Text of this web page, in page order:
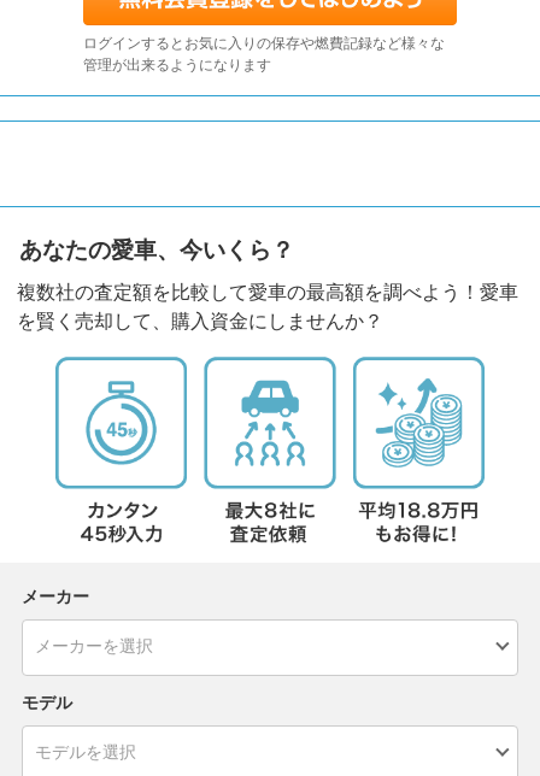
ログインするとお気に入りの保存や燃費記録など様々な
管理が出来るようになります
あなたの愛車、今いくら？
複数社の査定額を比較して愛車の最高額を調べよう！愛車
を賢く売却して、購入資金にしませんか？
メーカー
モデル